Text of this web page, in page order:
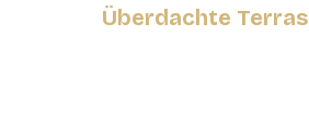
Überdachte